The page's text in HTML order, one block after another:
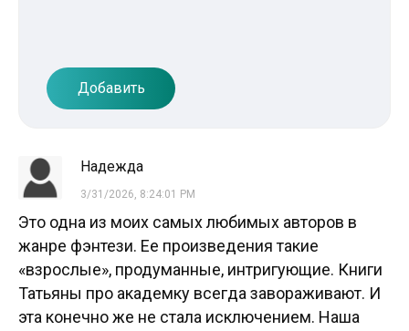
Добавить
Надежда
3/31/2026, 8:24:01 PM
Это одна из моих самых любимых авторов в
жанре фэнтези. Ее произведения такие
«взрослые», продуманные, интригующие. Книги
Татьяны про академку всегда завораживают. И
эта конечно же не стала исключением. Наша